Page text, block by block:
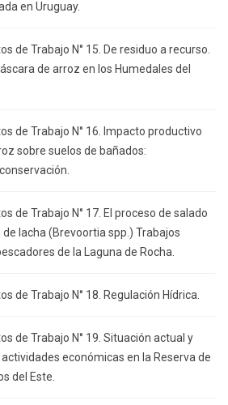
en Uruguay.
de Trabajo N° 15. De residuo a recurso.
de arroz en los Humedales del
de Trabajo N° 16. Impacto productivo
sobre suelos de bañados:
de Trabajo N° 17. El proceso de salado
lacha (Brevoortia spp.) Trabajos
de la Laguna de Rocha.
de Trabajo N° 18. Regulación Hídrica.
de Trabajo N° 19. Situación actual y
económicas en la Reserva de
del Este.